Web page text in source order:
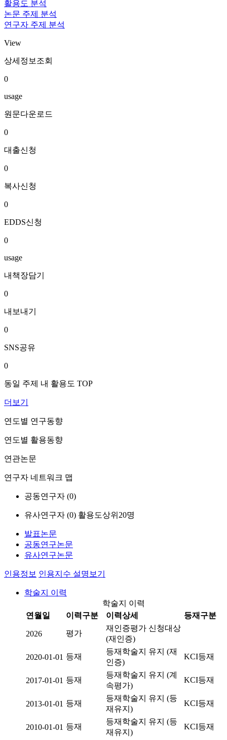
활용도 분석
논문 주제 분석
연구자 주제 분석
View
상세정보조회
0
usage
원문다운로드
0
대출신청
0
복사신청
0
EDDS신청
0
usage
내책장담기
0
내보내기
0
SNS공유
0
동일 주제 내 활용도 TOP
더보기
연도별 연구동향
연도별 활용동향
연관논문
연구자 네트워크 맵
공동연구자 (0)
유사연구자 (0) 활용도상위20명
발표논문
공동연구논문
유사연구논문
인용정보 인용지수 설명보기
학술지 이력
학술지 이력
연월일
이력구분 이력상세 등재구분
2026 평가
재인증평가 신청대상
(재인증)
2020-01-01 등재
등재학술지 유지 (재
인증)
KCI등재
2017-01-01 등재
등재학술지 유지 (계
속평가)
KCI등재
2013-01-01 등재
등재학술지 유지 (등
재유지)
KCI등재
2010-01-01 등재
등재학술지 유지 (등
재유지)
KCI등재